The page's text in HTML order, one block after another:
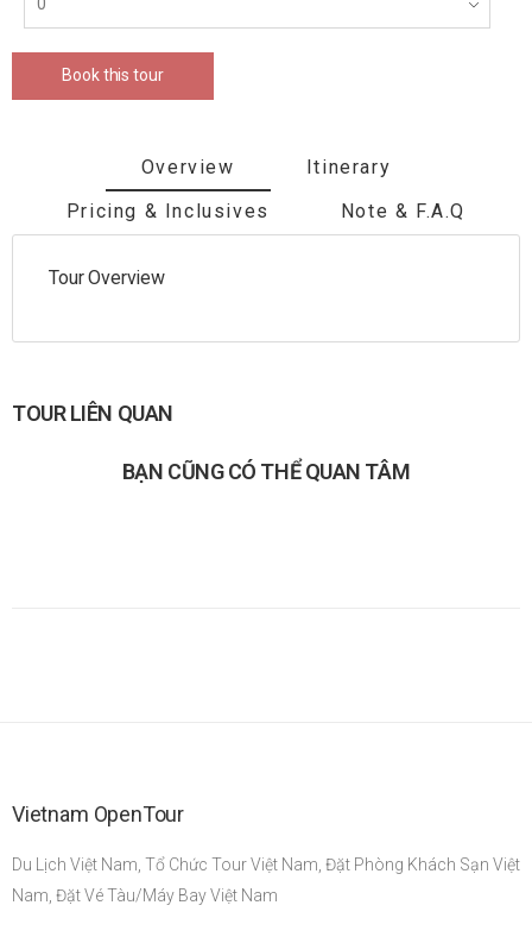
Book this tour
Overview
Itinerary
Pricing & Inclusives
Note & F.A.Q
Tour Overview
TOUR LIÊN QUAN
BẠN CŨNG CÓ THỂ QUAN TÂM
Vietnam OpenTour
Du Lịch Việt Nam, Tổ Chức Tour Việt Nam, Đặt Phòng Khách Sạn Việt
Nam, Đặt Vé Tàu/Máy Bay Việt Nam